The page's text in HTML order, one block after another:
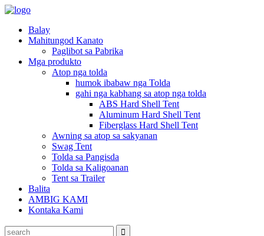
Balay
Mahitungod Kanato
Paglibot sa Pabrika
Mga produkto
Atop nga tolda
humok ibabaw nga Tolda
gahi nga kabhang sa atop nga tolda
ABS Hard Shell Tent
Aluminum Hard Shell Tent
Fiberglass Hard Shell Tent
Awning sa atop sa sakyanan
Swag Tent
Tolda sa Pangisda
Tolda sa Kaligoanan
Tent sa Trailer
Balita
AMBIG KAMI
Kontaka Kami